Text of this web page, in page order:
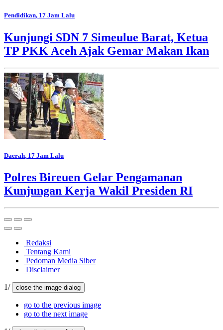
Pendidikan, 17 Jam Lalu
Kunjungi SDN 7 Simeulue Barat, Ketua
TP PKK Aceh Ajak Gemar Makan Ikan
Daerah, 17 Jam Lalu
Polres Bireuen Gelar Pengamanan
Kunjungan Kerja Wakil Presiden RI
Redaksi
Tentang Kami
Pedoman Media Siber
Disclaimer
1/ close the image dialog
go to the previous image
go to the next image